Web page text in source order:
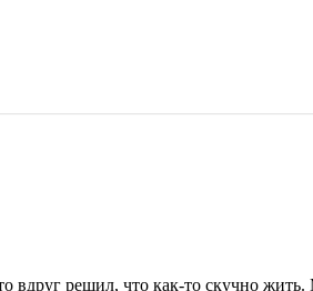
вдруг решил, что как-то скучно